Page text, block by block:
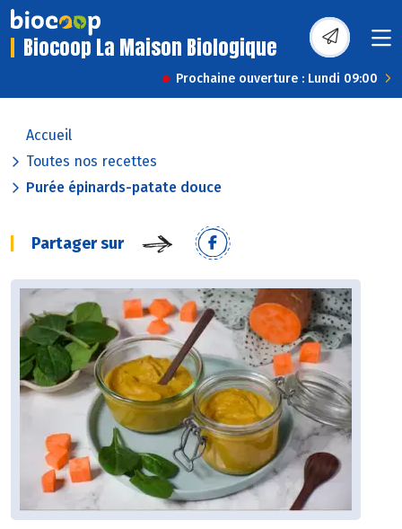
Biocoop La Maison Biologique
Prochaine ouverture : Lundi 09:00
Accueil
Toutes nos recettes
Purée épinards-patate douce
Partager sur